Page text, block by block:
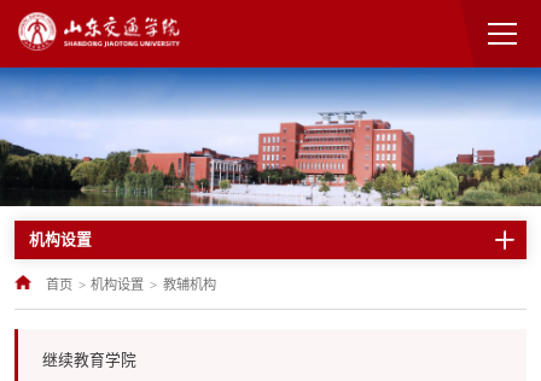
机构设置
首页 > 机构设置 > 教辅机构
继续教育学院